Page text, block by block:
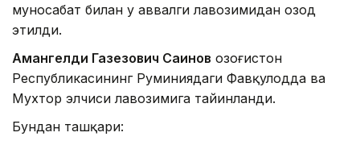
муносабат билан у аввалги лавозимидан озод
этилди.
Амангелди Газезович Саинов Қозоғистон
Республикасининг Руминиядаги Фавқулодда ва
Мухтор элчиси лавозимига тайинланди.
Бундан ташқари: